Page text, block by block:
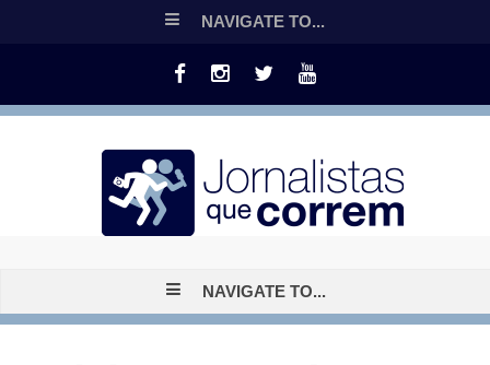
NAVIGATE TO...
NAVIGATE TO...